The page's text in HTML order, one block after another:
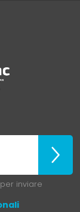
Iscriviti
inviare